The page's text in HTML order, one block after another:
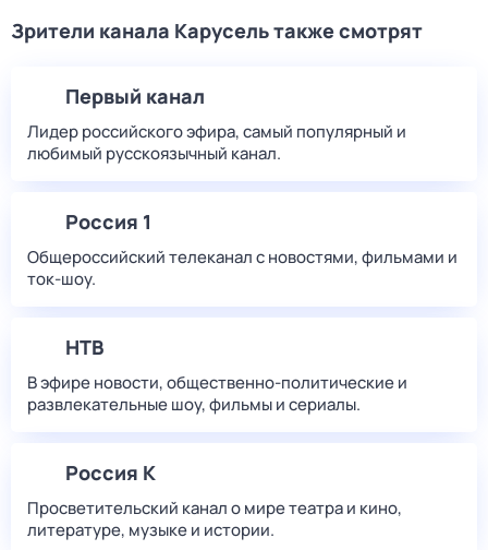
Зрители канала Карусель также смотрят
Первый канал
Лидер российского эфира, самый популярный и
любимый русскоязычный канал.
Россия 1
Общероссийский телеканал с новостями, фильмами и
ток-шоу.
НТВ
В эфире новости, общественно-политические и
развлекательные шоу, фильмы и сериалы.
Россия К
Просветительский канал о мире театра и кино,
литературе, музыке и истории.